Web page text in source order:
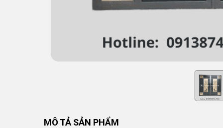
MÔ TẢ SẢN PHẨM